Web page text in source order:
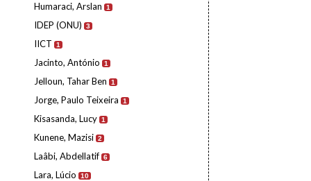
Humaraci, Arslan 1
IDEP (ONU) 3
IICT 1
Jacinto, António 1
Jelloun, Tahar Ben 1
Jorge, Paulo Teixeira 1
Kisasanda, Lucy 1
Kunene, Mazisi 2
Laâbi, Abdellatif 6
Lara, Lúcio 10